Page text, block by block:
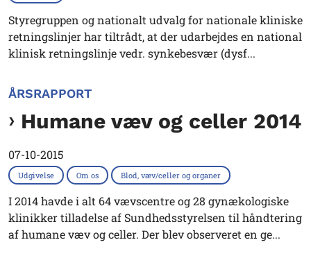
Styregruppen og nationalt udvalg for nationale kliniske
retningslinjer har tiltrådt, at der udarbejdes en national
klinisk retningslinje vedr. synkebesvær (dysf...
ÅRSRAPPORT
Humane væv og celler 2014
07-10-2015
Udgivelse Om os Blod, væv/celler og organer
I 2014 havde i alt 64 vævscentre og 28 gynækologiske
klinikker tilladelse af Sundhedsstyrelsen til håndtering
af humane væv og celler. Der blev observeret en ge...